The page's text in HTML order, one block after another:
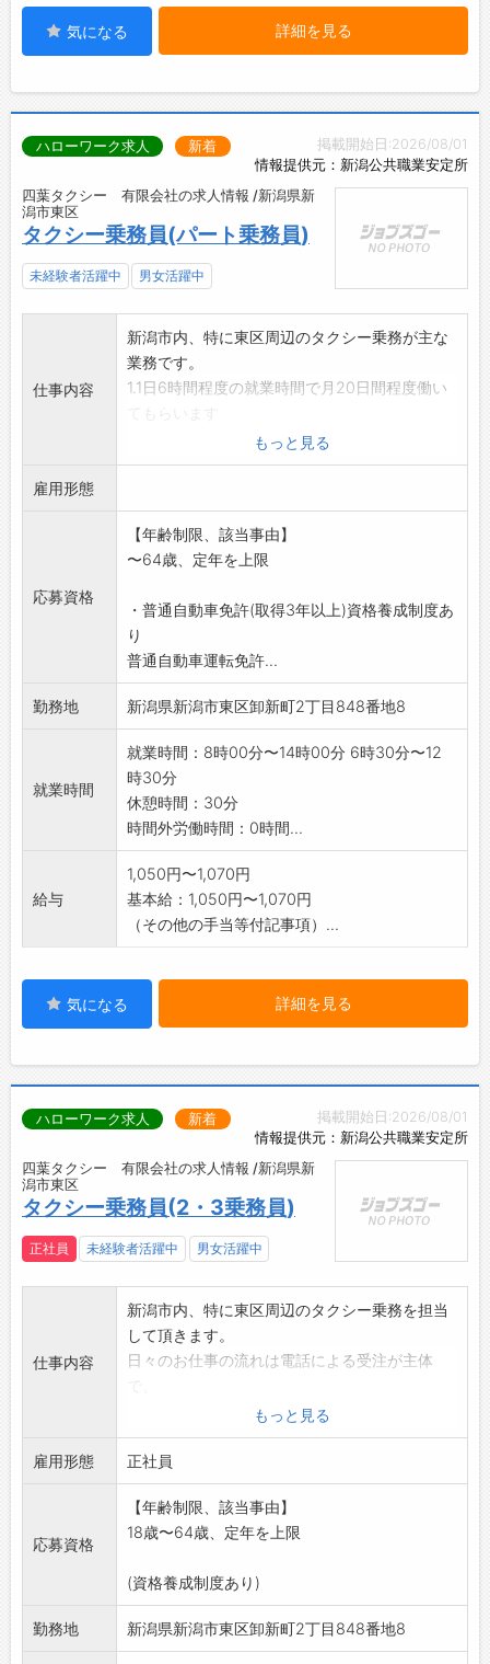
気になる 詳細を見る
掲載開始日:2026/08/01
情報提供元：新潟公共職業安定所
ハローワーク求人 新着
四葉タクシー 有限会社の求人情報 /新潟県新
潟市東区
タクシー乗務員(パート乗務員)
未経験者活躍中 男女活躍中
仕事内容
新潟市内、特に東区周辺のタクシー乗務が主な
業務です。
1.1日6時間程度の就業時間で月20日間程度働い
2.子育て中の方や年配者など、どなたでも十分
。
3.現在、男女パートの方が20名近く働いていま
す。
もっと見る
雇用形態
応募資格
【年齢制限、該当事由】
〜64歳、定年を上限
・普通自動車免許(取得3年以上)資格養成制度あ
り
普通自動車運転免許...
勤務地 新潟県新潟市東区卸新町2丁目848番地8
就業時間
就業時間：8時00分〜14時00分 6時30分〜12
時30分
休憩時間：30分
時間外労働時間：0時間...
給与
1,050円〜1,070円
基本給：1,050円〜1,070円
（その他の手当等付記事項）...
気になる 詳細を見る
掲載開始日:2026/08/01
情報提供元：新潟公共職業安定所
ハローワーク求人 新着
四葉タクシー 有限会社の求人情報 /新潟県新
潟市東区
タクシー乗務員(2・3乗務員)
正社員 未経験者活躍中 男女活躍中
仕事内容
新潟市内、特に東区周辺のタクシー乗務を担当
して頂きます。
日々のお仕事の流れは電話による受注が主体
町中をお客様を求めて待機待ちするような事は
殆どありません。
社屋も竹尾インター近くの幹線道路沿いに面し
て利便性も良く、
乗務する車両も年々ジャパンタクシーへの代替
が進む一方で、
す。
変更範囲:なし
もっと見る
雇用形態 正社員
応募資格
【年齢制限、該当事由】
18歳〜64歳、定年を上限
(資格養成制度あり)
勤務地 新潟県新潟市東区卸新町2丁目848番地8